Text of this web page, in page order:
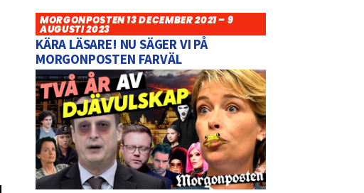
MORGONPOSTEN 13 DECEMBER 2021 – 9
AUGUSTI 2023
KÄRA LÄSARE! NU SÄGER VI PÅ
MORGONPOSTEN FARVÄL